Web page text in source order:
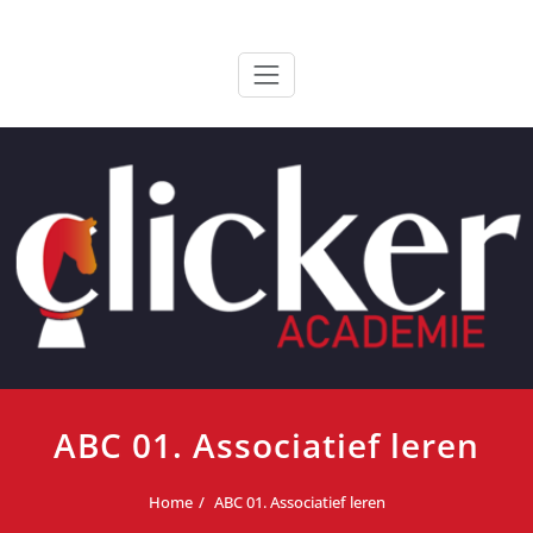
ClickerAcademie
ABC 01. Associatief leren
Home ABC 01. Associatief leren